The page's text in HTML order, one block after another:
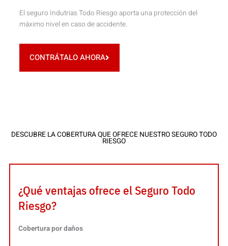
El seguro Indutrias Todo Riesgo aporta una protección del
máximo nivel en caso de accidente.
CONTRÁTALO AHORA
DESCUBRE LA COBERTURA QUE OFRECE NUESTRO SEGURO TODO
RIESGO
¿Qué ventajas ofrece el Seguro Todo
Riesgo?
Cobertura por daños